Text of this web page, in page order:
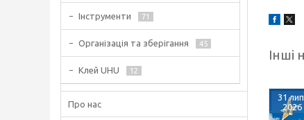
Інші
31
2026
Інструменти 71
Організація та зберігання 45
Клей UHU 12
Про нас